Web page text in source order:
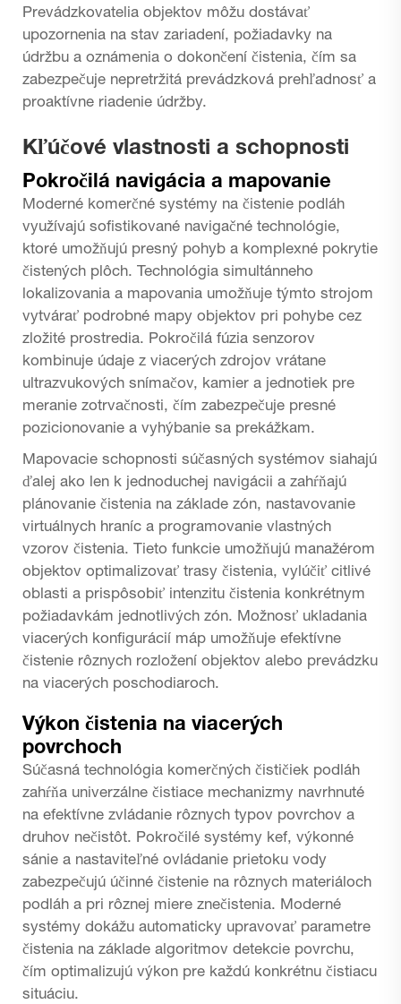
Prevádzkovatelia objektov môžu dostávať
upozornenia na stav zariadení, požiadavky na
údržbu a oznámenia o dokončení čistenia, čím sa
zabezpečuje nepretržitá prevádzková prehľadnosť a
proaktívne riadenie údržby.
Kľúčové vlastnosti a schopnosti
Pokročilá navigácia a mapovanie
Moderné komerčné systémy na čistenie podláh
využívajú sofistikované navigačné technológie,
ktoré umožňujú presný pohyb a komplexné pokrytie
čistených plôch. Technológia simultánneho
lokalizovania a mapovania umožňuje týmto strojom
vytvárať podrobné mapy objektov pri pohybe cez
zložité prostredia. Pokročilá fúzia senzorov
kombinuje údaje z viacerých zdrojov vrátane
ultrazvukových snímačov, kamier a jednotiek pre
meranie zotrvačnosti, čím zabezpečuje presné
pozicionovanie a vyhýbanie sa prekážkam.
Mapovacie schopnosti súčasných systémov siahajú
ďalej ako len k jednoduchej navigácii a zahŕňajú
plánovanie čistenia na základe zón, nastavovanie
virtuálnych hraníc a programovanie vlastných
vzorov čistenia. Tieto funkcie umožňujú manažérom
objektov optimalizovať trasy čistenia, vylúčiť citlivé
oblasti a prispôsobiť intenzitu čistenia konkrétnym
požiadavkám jednotlivých zón. Možnosť ukladania
viacerých konfigurácií máp umožňuje efektívne
čistenie rôznych rozložení objektov alebo prevádzku
na viacerých poschodiaroch.
Výkon čistenia na viacerých
povrchoch
Súčasná technológia komerčných čističiek podláh
zahŕňa univerzálne čistiace mechanizmy navrhnuté
na efektívne zvládanie rôznych typov povrchov a
druhov nečistôt. Pokročilé systémy kef, výkonné
sánie a nastaviteľné ovládanie prietoku vody
zabezpečujú účinné čistenie na rôznych materiáloch
podláh a pri rôznej miere znečistenia. Moderné
systémy dokážu automaticky upravovať parametre
čistenia na základe algoritmov detekcie povrchu,
čím optimalizujú výkon pre každú konkrétnu čistiacu
situáciu.